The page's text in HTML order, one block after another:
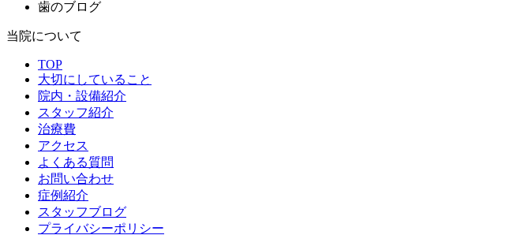
歯のブログ
当院について
TOP
大切にしていること
院内・設備紹介
スタッフ紹介
治療費
アクセス
よくある質問
お問い合わせ
症例紹介
スタッフブログ
プライバシーポリシー